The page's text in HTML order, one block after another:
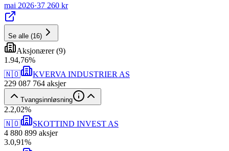
mai 2026·37 260 kr
Se alle (16)
Aksjonærer(9)
1 .94,76%
🇳🇴
KVERVA INDUSTRIER AS
229 087 764 aksjer
Tvangsinnløsning
2.2,02%
🇳🇴
SKOTTIND INVEST AS
4 880 899 aksjer
3.0,91%